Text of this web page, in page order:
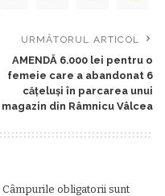
URMĂTORUL ARTICOL
AMENDĂ 6.000 lei pentru o
femeie care a abandonat 6
cățeluși în parcarea unui
magazin din Râmnicu Vâlcea
Câmpurile obligatorii sunt